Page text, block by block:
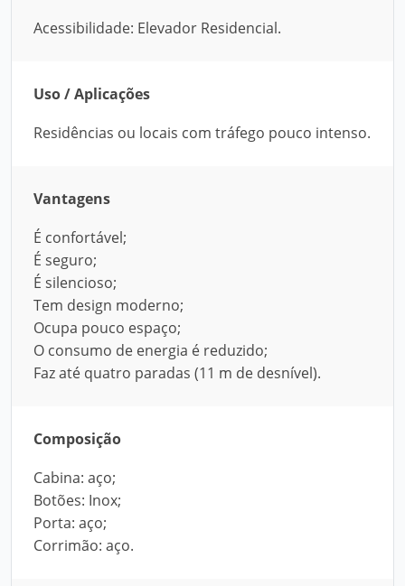
Acessibilidade: Elevador Residencial.
Uso / Aplicações
Residências ou locais com tráfego pouco intenso.
Vantagens
É confortável;
É seguro;
É silencioso;
Tem design moderno;
Ocupa pouco espaço;
O consumo de energia é reduzido;
Faz até quatro paradas (11 m de desnível).
Composição
Cabina: aço;
Botões: Inox;
Porta: aço;
Corrimão: aço.